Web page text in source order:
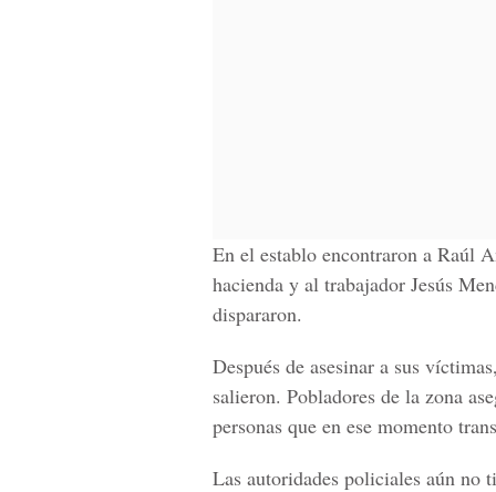
En el establo encontraron a Raúl
hacienda y al trabajador Jesús
dispararon.
Después de asesinar a sus
salieron. Pobladores de la zona
personas que en ese momento
Las autoridades policiales aún no